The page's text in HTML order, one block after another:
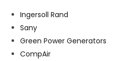
Ingersoll Rand
Sany
Green Power Generators
CompAir